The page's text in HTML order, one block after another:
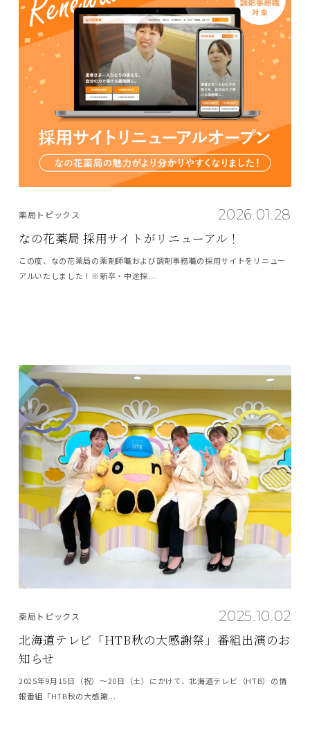
2026.01.28
薬局トピックス
なの花薬局 採用サイトがリニューアル！
この度、なの花薬局の薬剤師職および調剤事務職の採用サイトをリニュー
アルいたしました！※新卒・中途採...
2025.10.02
薬局トピックス
北海道テレビ「HTB秋の大感謝祭」番組出演のお
知らせ
2025年9月15日（祝）～20日（土）にかけて、北海道テレビ（HTB）の情
報番組「HTB秋の大感謝...